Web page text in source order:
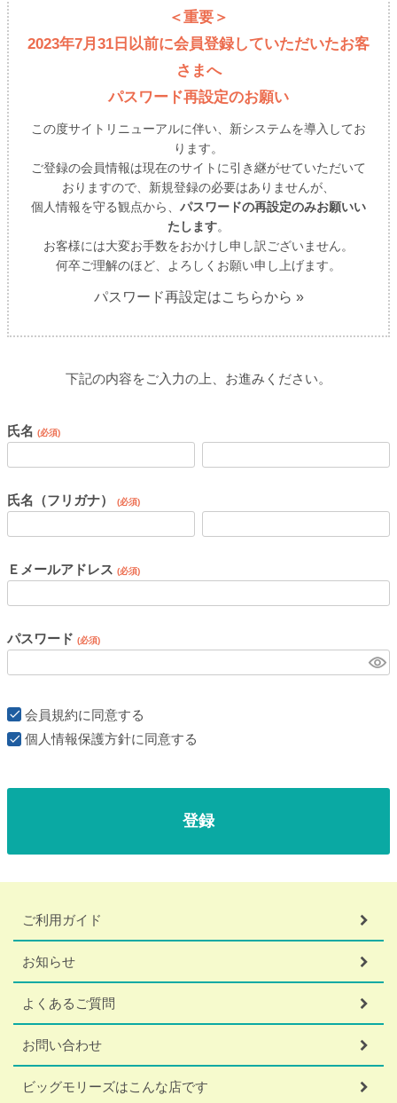
＜重要＞
2023年7月31日以前に会員登録していただいたお客
さまへ
パスワード再設定のお願い
この度サイトリニューアルに伴い、新システムを導入してお
ります。
ご登録の会員情報は現在のサイトに引き継がせていただいて
おりますので、新規登録の必要はありませんが、
個人情報を守る観点から、 パスワードの再設定のみお願いい
たします。
お客様には大変お手数をおかけし申し訳ございません。
何卒ご理解のほど、よろしくお願い申し上げます。
パスワード再設定はこちらから »
下記の内容をご入力の上、お進みください。
氏名 (必須)
氏名（フリガナ） (必須)
Ｅメールアドレス (必須)
パスワード (必須)
会員規約に同意する
個人情報保護方針に同意する
登録
ご利用ガイド
お知らせ
よくあるご質問
お問い合わせ
ビッグモリーズはこんな店です